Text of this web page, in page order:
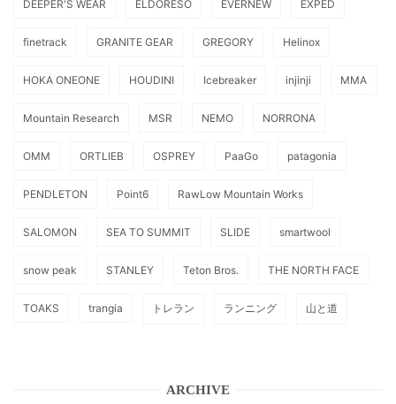
DEEPER'S WEAR ELDORESO EVERNEW EXPED
finetrack GRANITE GEAR GREGORY Helinox
HOKA ONEONE HOUDINI Icebreaker injinji MMA
Mountain Research MSR NEMO NORRONA
OMM ORTLIEB OSPREY PaaGo patagonia
PENDLETON Point6 RawLow Mountain Works
SALOMON SEA TO SUMMIT SLIDE smartwool
snow peak STANLEY Teton Bros. THE NORTH FACE
TOAKS trangia トレラン ランニング 山と道
ARCHIVE